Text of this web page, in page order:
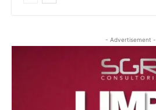
- Advertisement -